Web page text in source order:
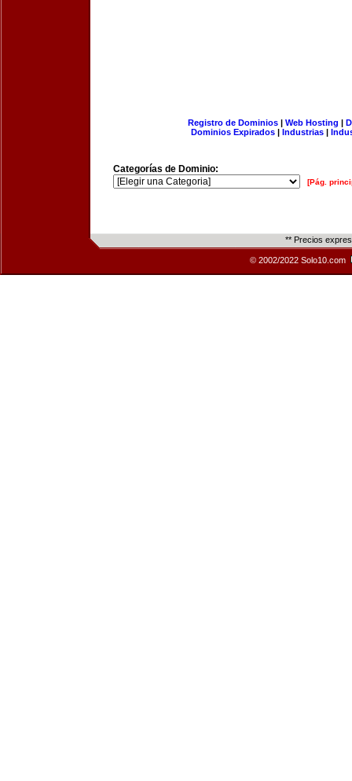
Registro de Dominios| Web Hosting |
Dominios Expirados | Industrias |
Categorías de Dominio:
[Pág.
** Precios
© 2002/2022 Solo10.com